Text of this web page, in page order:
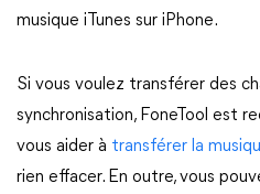
musique iTunes sur iPhone.
Si vous voulez transférer des
synchronisation, FoneTool est
vous aider à transférer la
rien effacer. En outre, vous